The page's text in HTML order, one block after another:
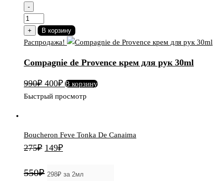
-
Количество
товара
Compagnie
Provence
для
рук
+ В корзину
Распродажа!
Compagnie de Provence крем для рук 30ml
990₽ Первоначальная
цена
400₽Текущая
цена:
В корзину
Быстрый просмотр
Boucheron Feve Tonka De Canaima
275₽ Первоначальная
составляла
149₽Текущая
149₽.
550₽